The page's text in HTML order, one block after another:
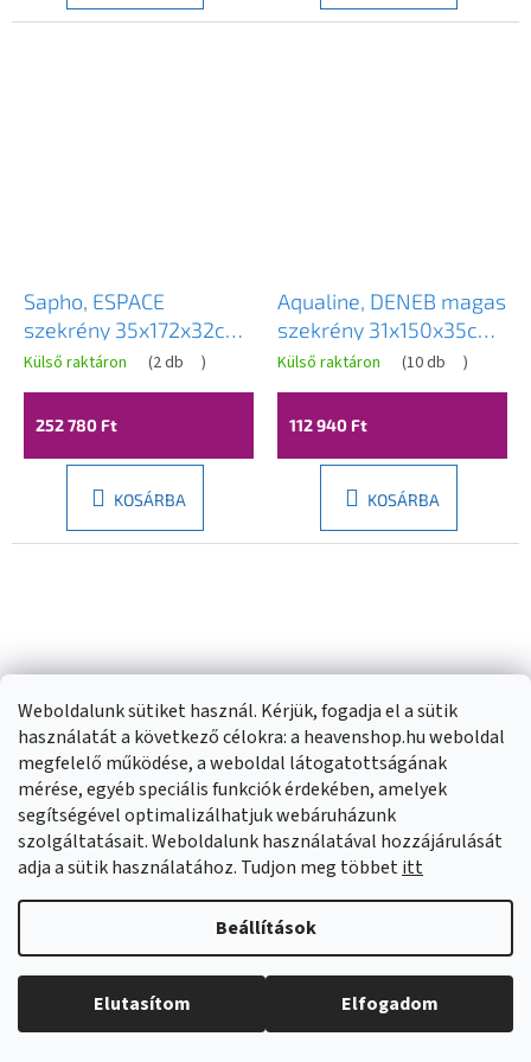
Weboldalunk sütiket használ. Kérjük, fogadja el a sütik
használatát a következő célokra: a heavenshop.hu weboldal
megfelelő működése, a weboldal látogatottságának
mérése, egyéb speciális funkciók érdekében, amelyek
segítségével optimalizálhatjuk webáruházunk
szolgáltatásait. Weboldalunk használatával hozzájárulását
adja a sütik használatához. Tudjon meg többetitt
Beállítások
Elutasítom Elfogadom
Sapho, ESPACE
szekrény 35x172x32cm,
2x ajtó, bal/jobb, sienna
szalag, ESC230-4242S
Külső raktáron (2 db )
252 780 Ft
KOSÁRBA
Aqualine, DENEB magas
szekrény 31x150x35cm
L/P, fehér matt, DN180
Külső raktáron (10 db )
112 940 Ft
KOSÁRBA
Sapho, VIOLETA
szekrény magas
35x140x30cm, jobb,
fehér, VI165-3131
Külső raktáron
Sapho, THEIA Magas
szekrény 35x138x30cm,
2x ajtós, bal/jobb, fehér,
TH350-3030
Külső raktáron